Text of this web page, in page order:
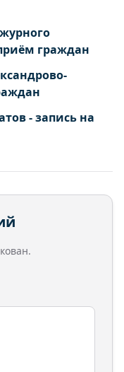
граждан
- запись на